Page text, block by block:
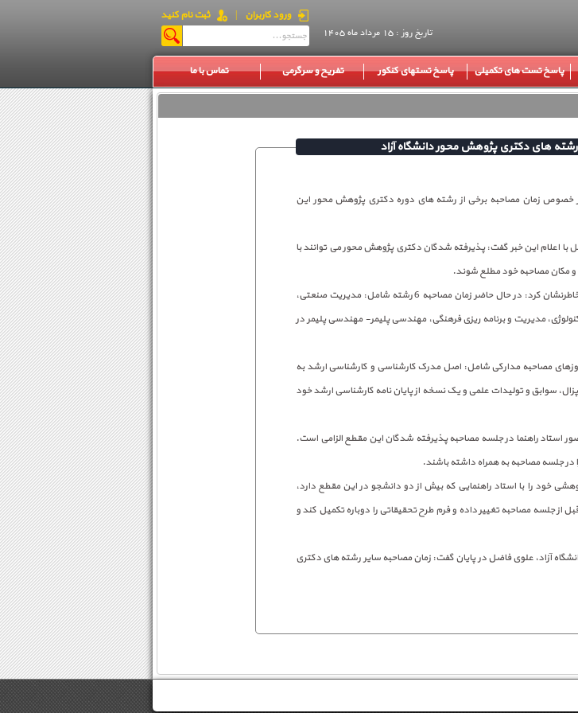
ورود کاربران | ثبت نام کنید
تاریخ روز : 15 مرداد ماه 1405
پاسخ تست های تکمیلی پاسخ تستهای کنکور تفریح و سرگرمی تماس با ما
های دکتری پژوهش محور دانشگاه آزاد
خصوص زمان مصاحبه برخی از رشته های دوره دکتری پژوهش محور این
اعلام این خبر گفت: پذیرفته شدگان دکتری پژوهش محور می توانند با
وی در خصوص رشته های اعلام شده برای مصاحبه خاطرنشان کرد: در حال حاضر زمان مصاحبه 6 رشته شامل: مدیریت صنعتی،
مدیریت و برنامه ریزی فرهنگی، مهندسی پلیمر- مهندسی پلیمر در
مصاحبه مدارکی شامل: اصل مدرک کارشناسی و کارشناسی ارشد به
سوابق و تولیدات علمی و یک نسخه از پایان نامه کارشناسی ارشد خود
استاد راهنما در جلسه مصاحبه پذیرفته شدگان این مقطع الزامی است.
جلسه مصاحبه به همراه داشته باشند.
خود را با استاد راهنمایی که بیش از دو دانشجو در این مقطع دارد،
از جلسه مصاحبه تغییر داده و فرم طرح تحقیقاتی را دوباره تکمیل کند و
آزاد، علوی فاضل در پایان گفت: زمان مصاحبه سایر رشته های دکتری